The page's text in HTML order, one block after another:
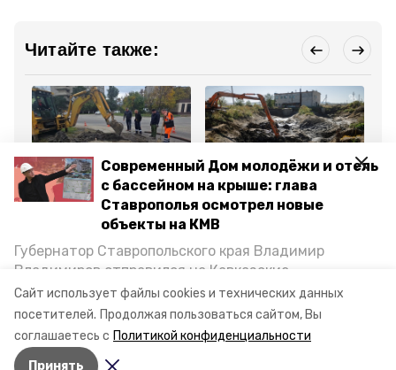
Сайт использует файлы cookies и технических данных
посетителей. Продолжая пользоваться сайтом, Вы
соглашаетесь с Политикой конфиденциальности
Принять
Современный Дом молодёжи и отель
с бассейном на крыше: глава
Ставрополья осмотрел новые
объекты на КМВ
Губернатор Ставропольского края Владимир
Владимиров отправился на Кавказские
Минеральные Воды, чтобы проинспектировать
строительство объектов в Кисловодске и
Минводах, а также выслушать предложения о
постройке новых точек притяжения для местных
Читайте также:
ЖКХ
10 октября 2025, 10:29
Водоканал направил 20
бригад на ремонт сетей
округе
ЖКХ
8 октября 2025, 10:03
Около 60 утечек на
водоводах устранят в
округе
Все новости
следком